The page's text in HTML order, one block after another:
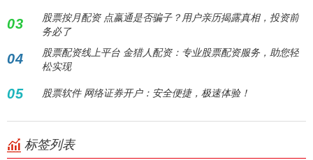
03
股票按月配资 点嬴通是否骗子？用户亲历揭露真相，投资前
务必了
04
股票配资线上平台 金猎人配资：专业股票配资服务，助您轻
松实现
05 股票软件 网络证券开户：安全便捷，极速体验！
标签列表